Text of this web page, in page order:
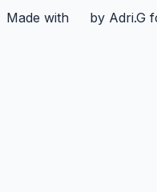
Made with
by Adri.G